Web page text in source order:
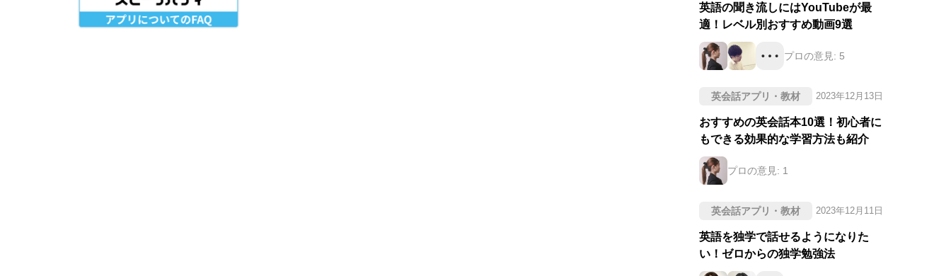
英語の聞き流しにはYouTubeが最
適！レベル別おすすめ動画9選
プロの意見: 5
英会話アプリ・教材 2023年12月13日
おすすめの英会話本10選！初心者に
もできる効果的な学習方法も紹介
プロの意見: 1
英会話アプリ・教材 2023年12月11日
英語を独学で話せるようになりた
い！ゼロからの独学勉強法